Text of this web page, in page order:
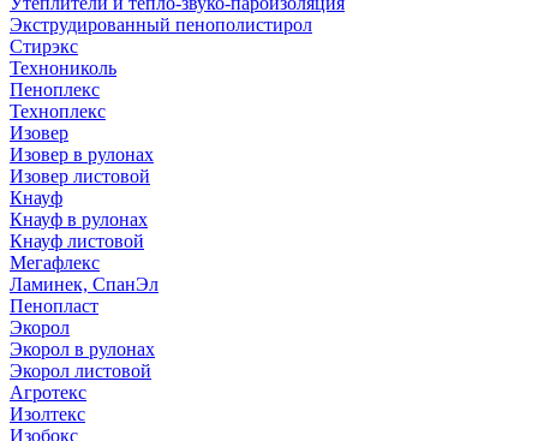
Экструдированный пенополистирол
Стирэкс
Технониколь
Пеноплекс
Техноплекс
Изовер
Изовер в рулонах
Изовер листовой
Кнауф
Кнауф в рулонах
Кнауф листовой
Мегафлекс
Ламинек, СпанЭл
Пенопласт
Экорол
Экорол в рулонах
Экорол листовой
Агротекс
Изолтекс
Изобокс